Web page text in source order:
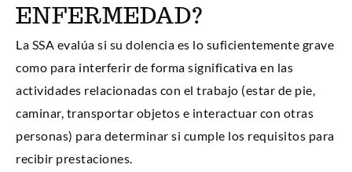
ENFERMEDAD?
La SSA evalúa si su dolencia es lo suficientemente grave
como para interferir de forma significativa en las
actividades relacionadas con el trabajo (estar de pie,
caminar, transportar objetos e interactuar con otras
personas) para determinar si cumple los requisitos para
recibir prestaciones.